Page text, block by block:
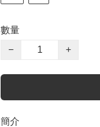
數量
−
+
簡介